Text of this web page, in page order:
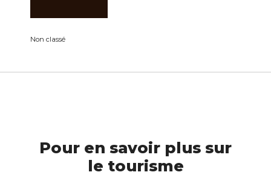
Non classé
Pour en savoir plus sur
le tourisme